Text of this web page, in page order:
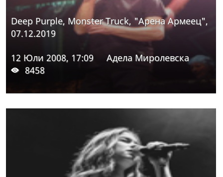
Deep Purple, Monster Truck, "Арена Армеец",
07.12.2019
12 Юли 2008, 17:09
Адела Миролевска
8458